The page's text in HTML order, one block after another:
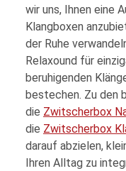
wir uns, Ihnen eine
Klangboxen
der Ruhe
Relaxound für
beruhigenden
bestechen. Zu den
die Zwitscherbox
die Zwitscherbox
darauf abzielen,
Ihren Alltag zu